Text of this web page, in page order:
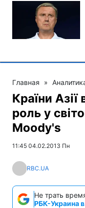
Главная »
Країни Азії
роль у
Мoody's
11:45 04.02.2013 Пн
RBC.UA
Не трать
РБК-Украина